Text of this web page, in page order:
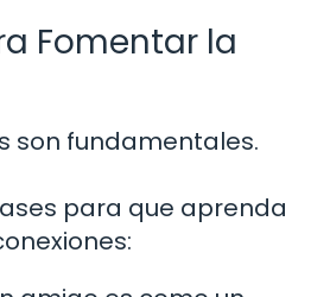
Fomentar la
son fundamentales.
para que aprenda